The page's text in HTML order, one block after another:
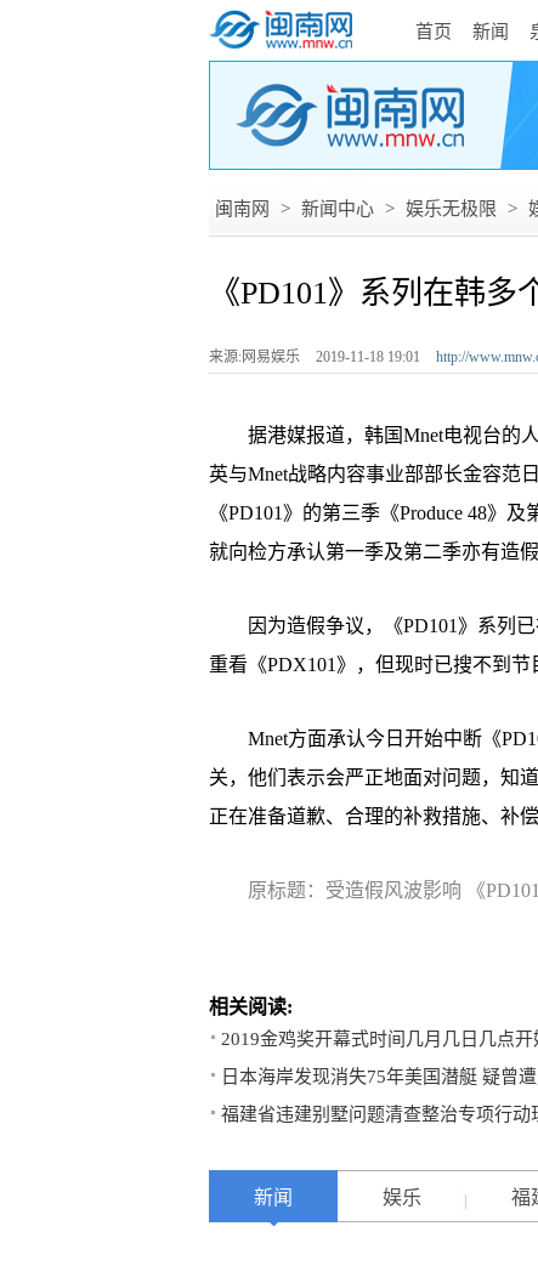
首页 新闻
闽南网 > 新闻中心 > 娱乐无极限 >
《PD101》系列在韩多
来源:网易娱乐 2019-11-18 19:01 http://
据港媒报道，韩国Mnet电视台的人
英与Mnet战略内容事业部部长金容范
《PD101》的第三季《Produce 48》
就向检方承认第一季及第二季亦有造假
因为造假争议，《PD101》系列已
重看《PDX101》，但现时已搜不到节
Mnet方面承认今日开始中断《
关，他们表示会严正地面对问题，知
正在准备道歉、合理的补救措施、补
原标题：受造假风波影响 《
相关阅读:
2019金鸡奖开幕式时间几月几日几点
日本海岸发现消失75年美国潜艇 疑曾
福建省违建别墅问题清查整治专项行动
新闻 娱乐 福